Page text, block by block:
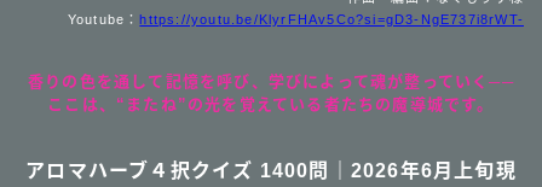
Youtube： https://youtu.be/KlyrFHAv5Co?si=gD3-NgE737i8rWT-
香りの色を通して記憶を呼び、学びによって魂が整っていく──
ここは、“またね”の光を覚えている者たちの魔導城です。
アロマハーブ４択クイズ 1400問｜2026年6月上旬現